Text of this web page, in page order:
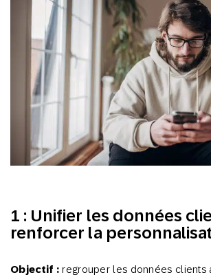
1 : Unifier les données
renforcer la
Objectif : regrouper les données clients